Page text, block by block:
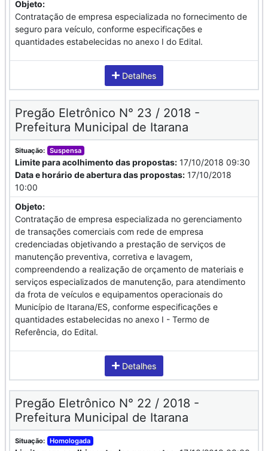
Objeto:
Contratação de empresa especializada no fornecimento de
seguro para veículo, conforme especificações e
quantidades estabelecidas no anexo I do Edital.
Detalhes
Pregão Eletrônico N° 23 / 2018 -
Prefeitura Municipal de Itarana
Situação: Suspensa
Limite para acolhimento das propostas: 17/10/2018 09:30
Data e horário de abertura das propostas: 17/10/2018
10:00
Objeto:
Contratação de empresa especializada no gerenciamento
de transações comerciais com rede de empresa
credenciadas objetivando a prestação de serviços de
manutenção preventiva, corretiva e lavagem,
compreendendo a realização de orçamento de materiais e
serviços especializados de manutenção, para atendimento
da frota de veículos e equipamentos operacionais do
Município de Itarana/ES, conforme especificações e
quantidades estabelecidas no anexo I - Termo de
Referência, do Edital.
Detalhes
Pregão Eletrônico N° 22 / 2018 -
Prefeitura Municipal de Itarana
Situação: Homologada